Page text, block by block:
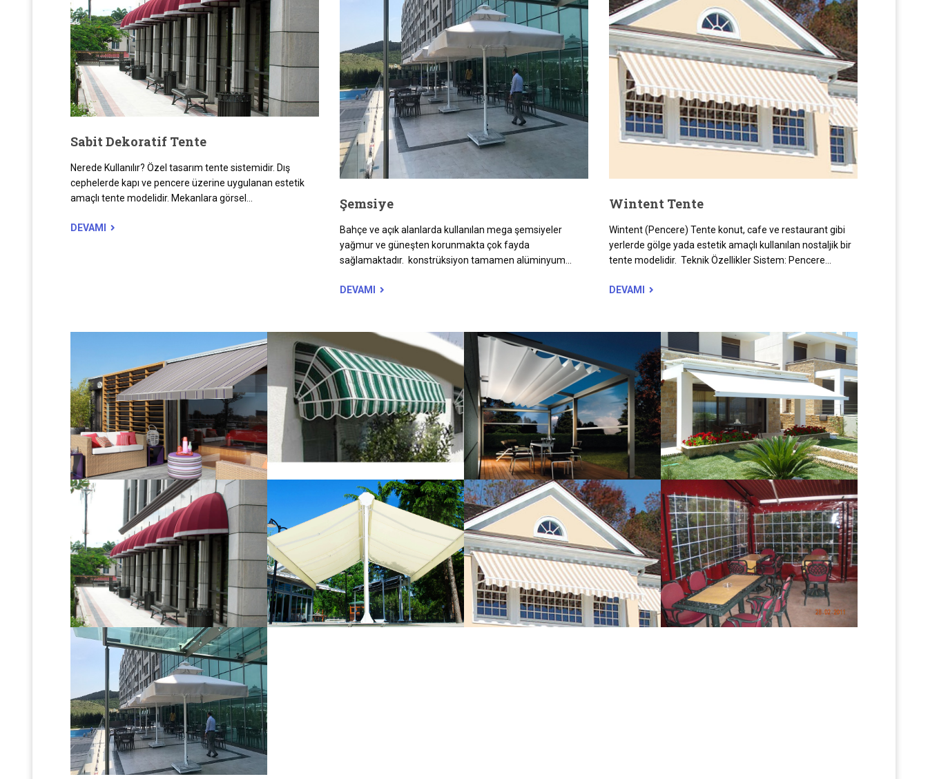
Sabit Dekoratif Tente
Nerede Kullanılır? Özel tasarım tente sistemidir. Dış
cephelerde kapı ve pencere üzerine uygulanan estetik
amaçlı tente modelidir. Mekanlara görsel...
DEVAMI
Şemsiye
Bahçe ve açık alanlarda kullanılan mega şemsiyeler
yağmur ve güneşten korunmakta çok fayda
sağlamaktadır. konstrüksiyon tamamen alüminyum...
DEVAMI
Wintent Tente
Wintent (Pencere) Tente konut, cafe ve restaurant gibi
yerlerde gölge yada estetik amaçlı kullanılan nostaljik bir
tente modelidir. Teknik Özellikler Sistem: Pencere...
DEVAMI